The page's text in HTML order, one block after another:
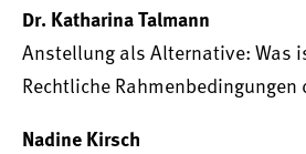
Dr. Katharina Talmann
Anstellung als Alternative: Was
Rechtliche
Nadine Kirsch